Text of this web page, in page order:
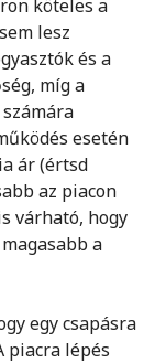
köteles a
lesz
és a
míg a
esetén
ár (értsd
az piacon
várható, hogy
a
egy csapásra
piacra lépés